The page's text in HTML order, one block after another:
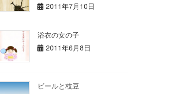
2011年7月10日
浴衣の女の子
2011年6月8日
ビールと枝豆